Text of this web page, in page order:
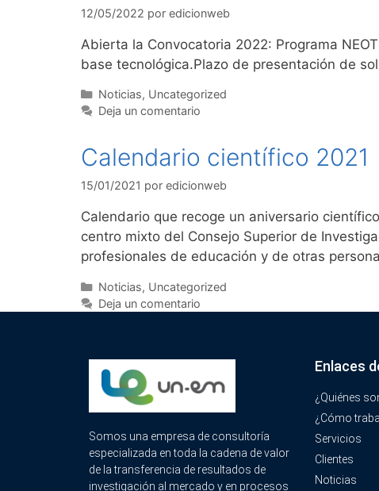
12/05/2022 por edicionweb
Abierta la Convocatoria 2022: Programa
base tecnológica.Plazo de presentación de
Noticias, Uncategorized
Deja un comentario
Calendario científico 2021
15/01/2021 por edicionweb
Calendario que recoge un aniversario
centro mixto del Consejo Superior de
profesionales de educación y de otras
Noticias, Uncategorized
Deja un comentario
Somos una empresa de consultoría
especializada en toda la cadena de valor
de la transferencia de resultados de
investigación al mercado y en procesos
Enlaces
¿Quiénes
¿Cómo
Servicios
Clientes
Noticias